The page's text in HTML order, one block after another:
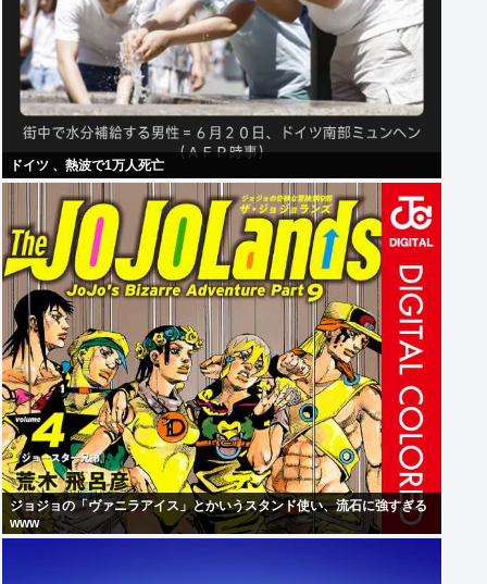
ドイツ 、熱波で1万人死亡
ジョジョの「ヴァニラアイス」とかいうスタンド使い、流石に強すぎる
www